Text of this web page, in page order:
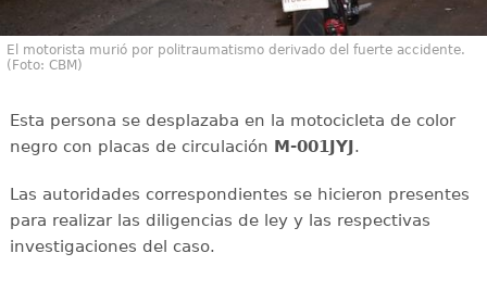
El motorista murió por politraumatismo derivado del fuerte accidente.
(Foto: CBM)
Esta persona se desplazaba en la motocicleta de color
negro con placas de circulación M-001JYJ.
Las autoridades correspondientes se hicieron presentes
para realizar las diligencias de ley y las respectivas
investigaciones del caso.